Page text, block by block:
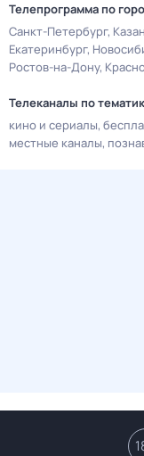
Телепрограмма по
Санкт-Петербург
Екатеринбург
Ростов-на-Дону
Телеканалы по
кино и сериалы
местные каналы